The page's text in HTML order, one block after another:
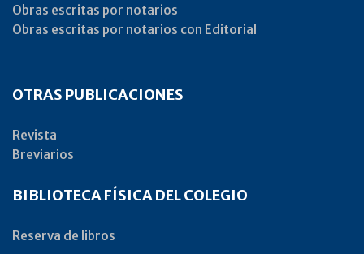
Obras escritas por notarios
Obras escritas por notarios con Editorial
OTRAS PUBLICACIONES
Revista
Breviarios
BIBLIOTECA FÍSICA DEL COLEGIO
Reserva de libros